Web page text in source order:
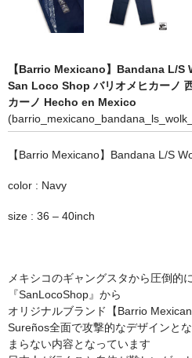
STILL 90’s
Brown Pride
Por Vida
全商品（ORIGINAL）
ハニーカムトライプ
ホルモンクラブ
C D / D V D
全商品（CD/DVD）
DJ SANTANA
【Barrio Mexicano】Bandana L/S
San Loco Shop バリオメヒカーノ
カーノ Hecho en Mexico
【Barrio Mexicano】Bandana L/S
color : Navy
size : 36 – 40inch
メキシコのギャングスタから圧倒的
『SanLocoShop』から
オリジナルブランド【Barrio
Sureños全面で攻撃的なデザインと
まらない内容となっています